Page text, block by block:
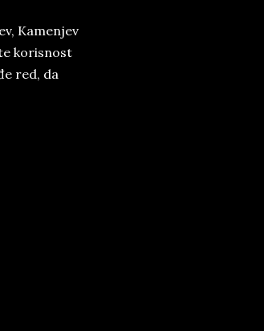
Kamenjev
korisnost
red, da